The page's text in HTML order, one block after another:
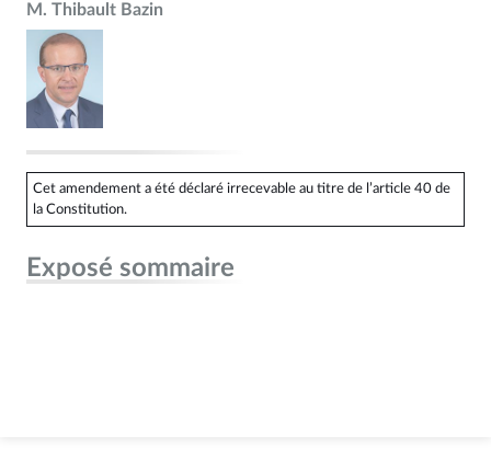
M. Thibault Bazin
Cet amendement a été déclaré irrecevable au titre de l’article 40 de
la Constitution.
Exposé sommaire